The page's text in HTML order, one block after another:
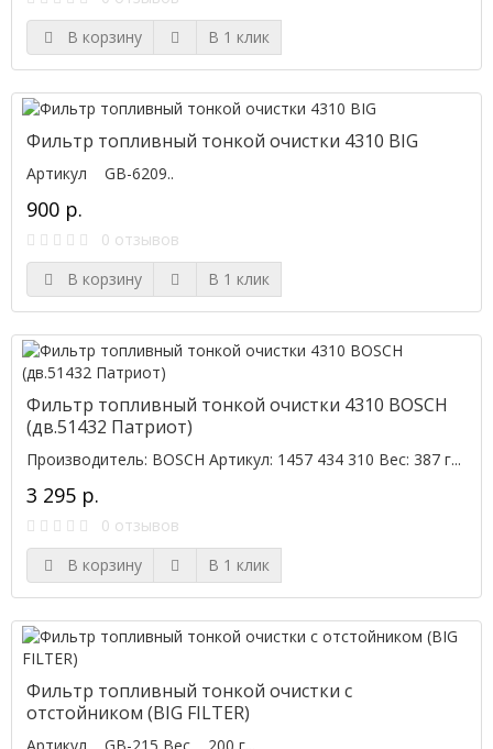
В корзину
В 1 клик
Фильтр топливный тонкой очистки 4310 BIG
Артикул GB-6209..
900 р.
0 отзывов
В корзину
В 1 клик
Фильтр топливный тонкой очистки 4310 BOSCH
(дв.51432 Патриот)
Производитель: BOSCH Артикул: 1457 434 310 Вес: 387 г...
3 295 р.
0 отзывов
В корзину
В 1 клик
Фильтр топливный тонкой очистки c
отстойником (BIG FILTER)